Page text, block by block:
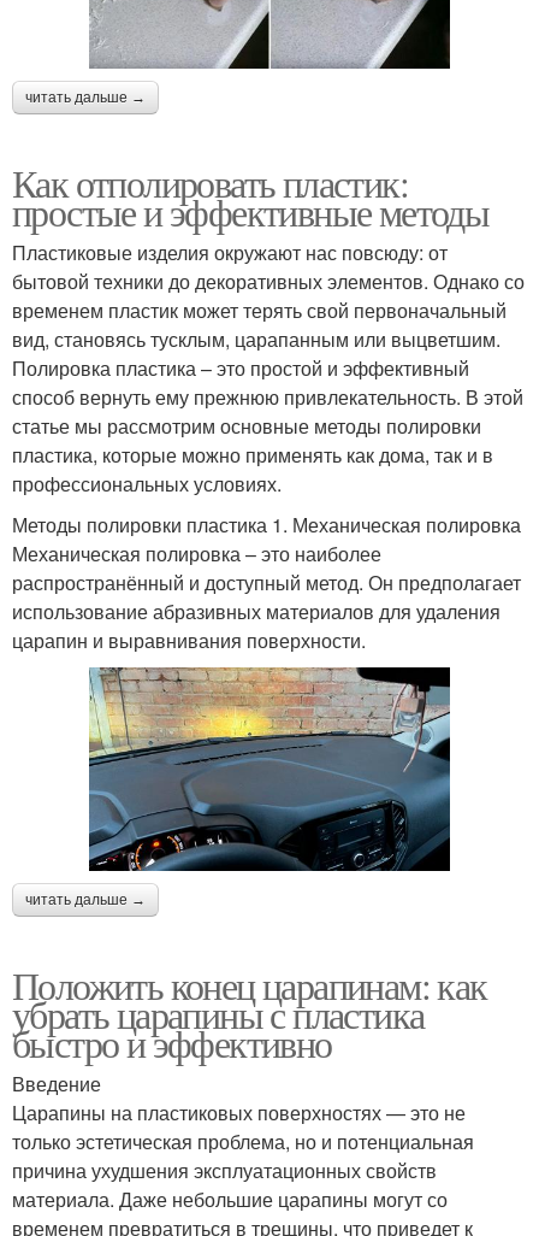
читать дальше →
Как отполировать пластик:
простые и эффективные методы
Пластиковые изделия окружают нас повсюду: от
бытовой техники до декоративных элементов. Однако со
временем пластик может терять свой первоначальный
вид, становясь тусклым, царапанным или выцветшим.
Полировка пластика – это простой и эффективный
способ вернуть ему прежнюю привлекательность. В этой
статье мы рассмотрим основные методы полировки
пластика, которые можно применять как дома, так и в
профессиональных условиях.
Методы полировки пластика 1. Механическая полировка
Механическая полировка – это наиболее
распространённый и доступный метод. Он предполагает
использование абразивных материалов для удаления
царапин и выравнивания поверхности.
читать дальше →
Положить конец царапинам: как
убрать царапины с пластика
быстро и эффективно
Введение
Царапины на пластиковых поверхностях — это не
только эстетическая проблема, но и потенциальная
причина ухудшения эксплуатационных свойств
материала. Даже небольшие царапины могут со
временем превратиться в трещины, что приведет к